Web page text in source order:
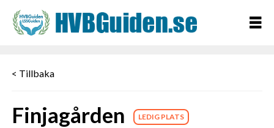
< Tillbaka
Finjagården LEDIG PLATS